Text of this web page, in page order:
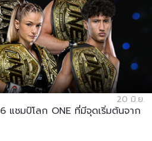
20 มิ.ย.
แชมป์โลก ONE ที่มีจุดเริ่มต้นจาก